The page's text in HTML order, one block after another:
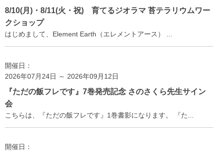
8/10(月)・8/11(火・祝) 育てるジオラマ 苔テラリウムワー
クショップ
はじめまして、Element Earth（エレメントアース） ...
開催日：
2026年07月24日 ～ 2026年09月12日
『ただの飯フレです』7巻発売記念 さのさくら先生サイン
会
こちらは、『ただの飯フレです』1巻書影になります。 『た...
開催日：